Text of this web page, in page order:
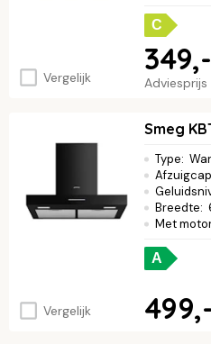
Vergelijk
C
Adviesprijs
349,-
Vergelijk
Smeg
Type:
Breedte:
Met
A
499,-